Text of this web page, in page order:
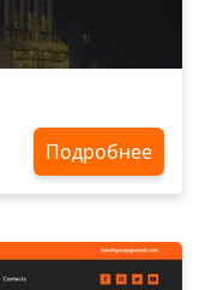
Подробнее